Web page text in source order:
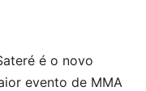
é o novo
evento de MMA